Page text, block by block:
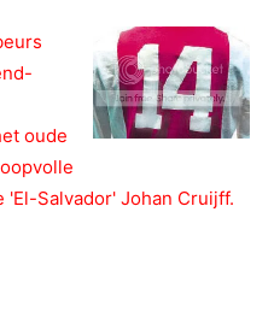
oude
'El-Salvador' Johan Cruijff.